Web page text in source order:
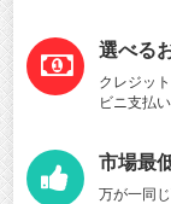
選べる
クレジッ
ビニ支払
市場最
万が一同